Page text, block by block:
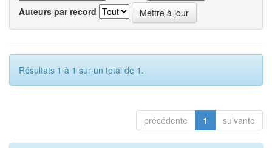
Auteurs par record
Résultats 1 à 1 sur un total de 1.
précédente 1 suivante